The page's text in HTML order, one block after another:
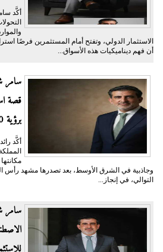
أكَّد
الاستثمار الدولي، وتفتح أمام المستثمرين فرصًا
أن فهم ديناميكيات هذه الأسواق...
سامر
قصة
برؤية 2030
أكَّد
وجاذبية في الشرق الأوسط، بعد تصدرها مشهد رأس
التوالي، في إنجاز...
سامر